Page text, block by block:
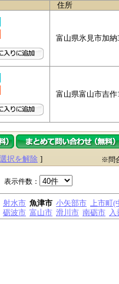
住所
富山県氷見市加
富山県富山市吉
択を解除 ] ※問
表示件数：
射水市 魚津市 小矢部市 上市町(
砺波市 富山市 滑川市 南砺市 入